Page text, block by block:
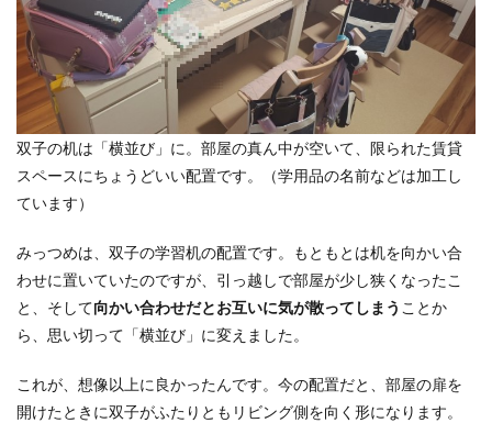
双子の机は「横並び」に。部屋の真ん中が空いて、限られた賃貸
スペースにちょうどいい配置です。（学用品の名前などは加工し
ています）
みっつめは、双子の学習机の配置です。もともとは机を向かい合
わせに置いていたのですが、引っ越しで部屋が少し狭くなったこ
と、そして向かい合わせだとお互いに気が散ってしまう ことか
ら、思い切って「横並び」に変えました。
これが、想像以上に良かったんです。今の配置だと、部屋の扉を
開けたときに双子がふたりともリビング側を向く形になります。